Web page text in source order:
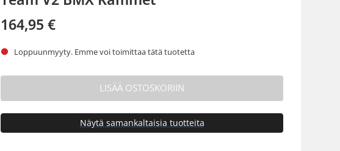
164,95 €
Loppuunmyyty. Emme voi toimittaa tätä tuotetta
LISÄÄ OSTOSKORIIN
Näytä samankaltaisia tuotteita